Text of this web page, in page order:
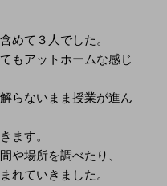
めて３人でした。
もアットホームな感じ
らないまま授業が進ん
ます。
や場所を調べたり、
れていきました。